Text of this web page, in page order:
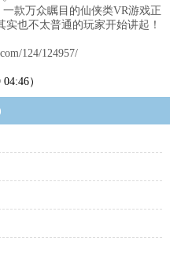
万众瞩目的仙侠类VR游戏正
实也不太普通的玩家开始讲起！
124/124957/
）